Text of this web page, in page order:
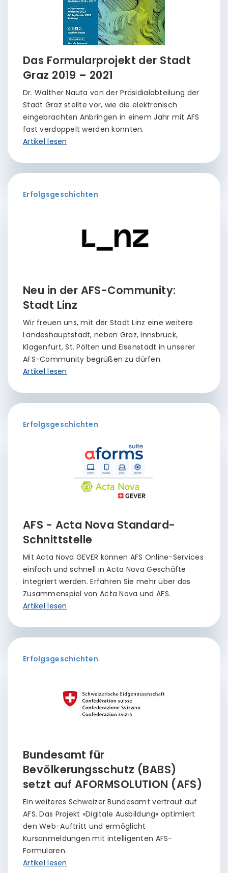
Das Formularprojekt der Stadt
Graz 2019 – 2021
Dr. Walther Nauta von der Präsidialabteilung der
Stadt Graz stellte vor, wie die elektronisch
eingebrachten Anbringen in einem Jahr mit AFS
fast verdoppelt werden konnten.
Artikel lesen
Erfolgsgeschichten
Neu in der AFS-Community:
Stadt Linz
Wir freuen uns, mit der Stadt Linz eine weitere
Landeshauptstadt, neben Graz, Innsbruck,
Klagenfurt, St. Pölten und Eisenstadt in unserer
AFS-Community begrüßen zu dürfen.
Artikel lesen
Erfolgsgeschichten
AFS - Acta Nova Standard-
Schnittstelle
Mit Acta Nova GEVER können AFS Online-Services
einfach und schnell in Acta Nova Geschäfte
integriert werden. Erfahren Sie mehr über das
Zusammenspiel von Acta Nova und AFS.
Artikel lesen
Erfolgsgeschichten
Bundesamt für
Bevölkerungsschutz (BABS)
setzt auf AFORMSOLUTION (AFS)
Ein weiteres Schweizer Bundesamt vertraut auf
AFS. Das Projekt «Digitale Ausbildung» optimiert
den Web-Auftritt und ermöglicht
Kursanmeldungen mit intelligenten AFS-
Formularen.
Artikel lesen